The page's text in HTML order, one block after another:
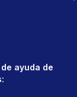
ayuda de